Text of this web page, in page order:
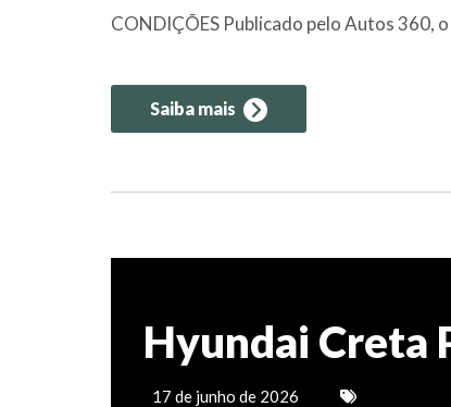
CONDIÇÕES Publicado pelo Autos 360,
Saiba mais
Hyundai Creta
17 de junho de 2026